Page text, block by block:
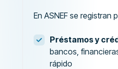
En ASNEF se registran
Préstamos y
bancos,
rápido